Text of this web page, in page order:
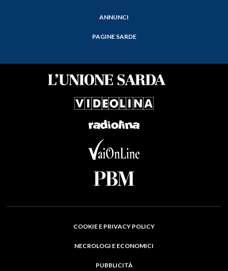
ANNUNCI
PAGINE SARDE
COOKIE E PRIVACY POLICY
NECROLOGI E ECONOMICI
PUBBLICITÀ